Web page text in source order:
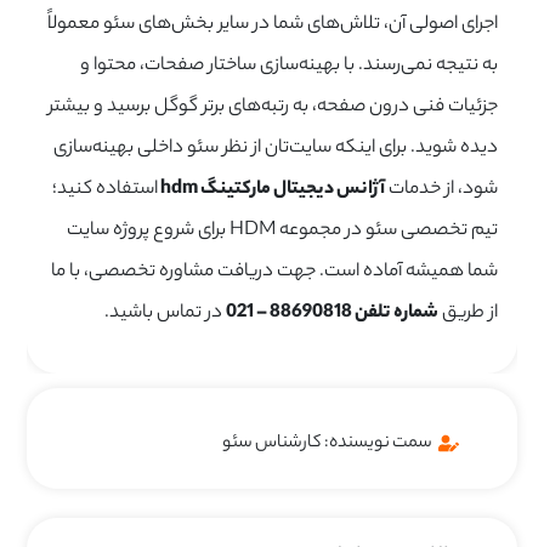
اجرای اصولی آن، تلاش‌های شما در سایر بخش‌های سئو معمولاً
به نتیجه نمی‌رسند. با بهینه‌سازی ساختار صفحات، محتوا و
جزئیات فنی درون صفحه، به رتبه‌های برتر گوگل برسید و بیشتر
دیده شوید. برای اینکه سایت‌تان از نظر سئو داخلی بهینه‌سازی
شود، از خدماتآژانس دیجیتال مارکتینگ hdm
استفاده کنید؛
تیم تخصصی سئو در مجموعه HDM برای شروع پروژه سایت
شما همیشه آماده است. جهت دریافت مشاوره تخصصی، با ما
از طریقشماره تلفن 88690818 – 021 در تماس باشید.
سمت نویسنده: کارشناس سئو